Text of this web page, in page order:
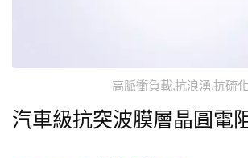
高脈衝負載,抗浪湧,抗硫
汽車級抗突波膜層晶圓電